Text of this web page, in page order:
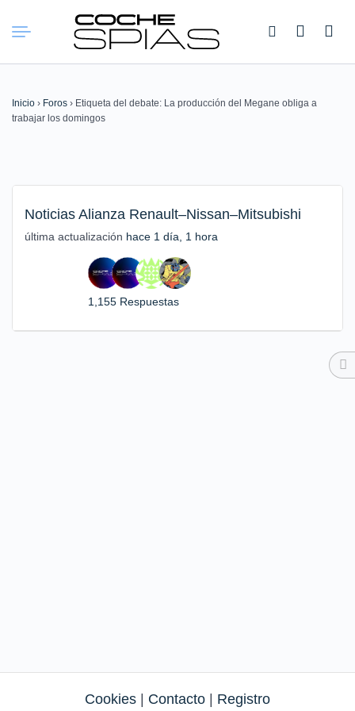
Buscar:
Inicio › Foros › Etiqueta del debate: La producción del Megane obliga a
trabajar los domingos
Noticias Alianza Renault–Nissan–Mitsubishi
última actualización hace 1 día, 1 hora
1,155 Respuestas
Cookies Contacto Registro